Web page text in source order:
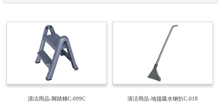
清洁用品-脚踏梯C-099C 清洁用品-地毯吸水钢扒C-018